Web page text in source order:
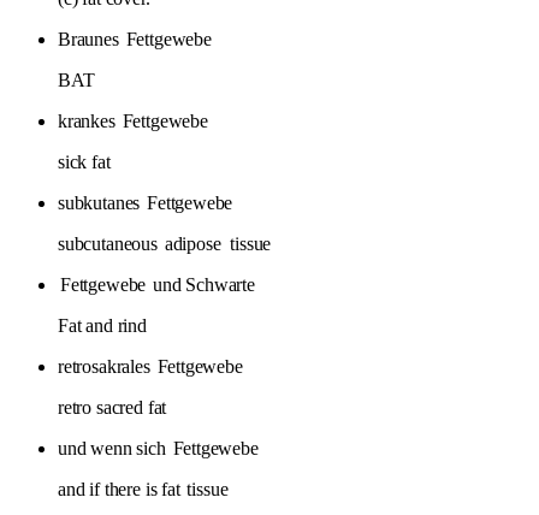
Braunes Fettgewebe
BAT
krankes Fettgewebe
sick fat
subkutanes Fettgewebe
subcutaneous adipose tissue
Fettgewebe und Schwarte
Fat and rind
retrosakrales Fettgewebe
retro sacred fat
und wenn sich Fettgewebe
and if there is fat tissue